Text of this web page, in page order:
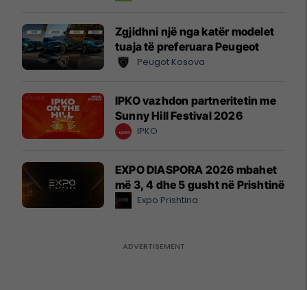
Zgjidhni një nga katër modelet
tuaja të preferuara Peugeot
Peugot Kosova
IPKO vazhdon partneritetin me
Sunny Hill Festival 2026
IPKO
EXPO DIASPORA 2026 mbahet
më 3, 4 dhe 5 gusht në Prishtinë
Expo Prishtina